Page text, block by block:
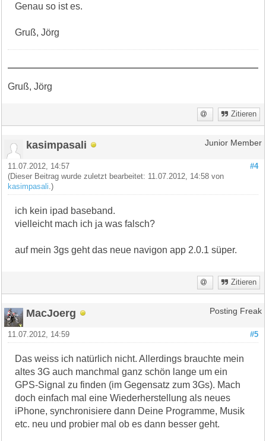
Genau so ist es.
Gruß, Jörg
Gruß, Jörg
Zitieren
kasimpasali Junior Member
#4
11.07.2012, 14:57
(Dieser Beitrag wurde zuletzt bearbeitet: 11.07.2012, 14:58 von
kasimpasali .)
ich kein ipad baseband.
vielleicht mach ich ja was falsch?
auf mein 3gs geht das neue navigon app 2.0.1 süper.
Zitieren
MacJoerg Posting Freak
#5
11.07.2012, 14:59
Das weiss ich natürlich nicht. Allerdings brauchte mein
altes 3G auch manchmal ganz schön lange um ein
GPS-Signal zu finden (im Gegensatz zum 3Gs). Mach
doch einfach mal eine Wiederherstellung als neues
iPhone, synchronisiere dann Deine Programme, Musik
etc. neu und probier mal ob es dann besser geht.